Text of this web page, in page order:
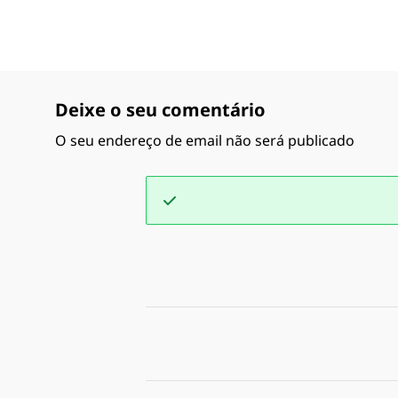
Deixe o seu comentário
O seu endereço de email não será publicado